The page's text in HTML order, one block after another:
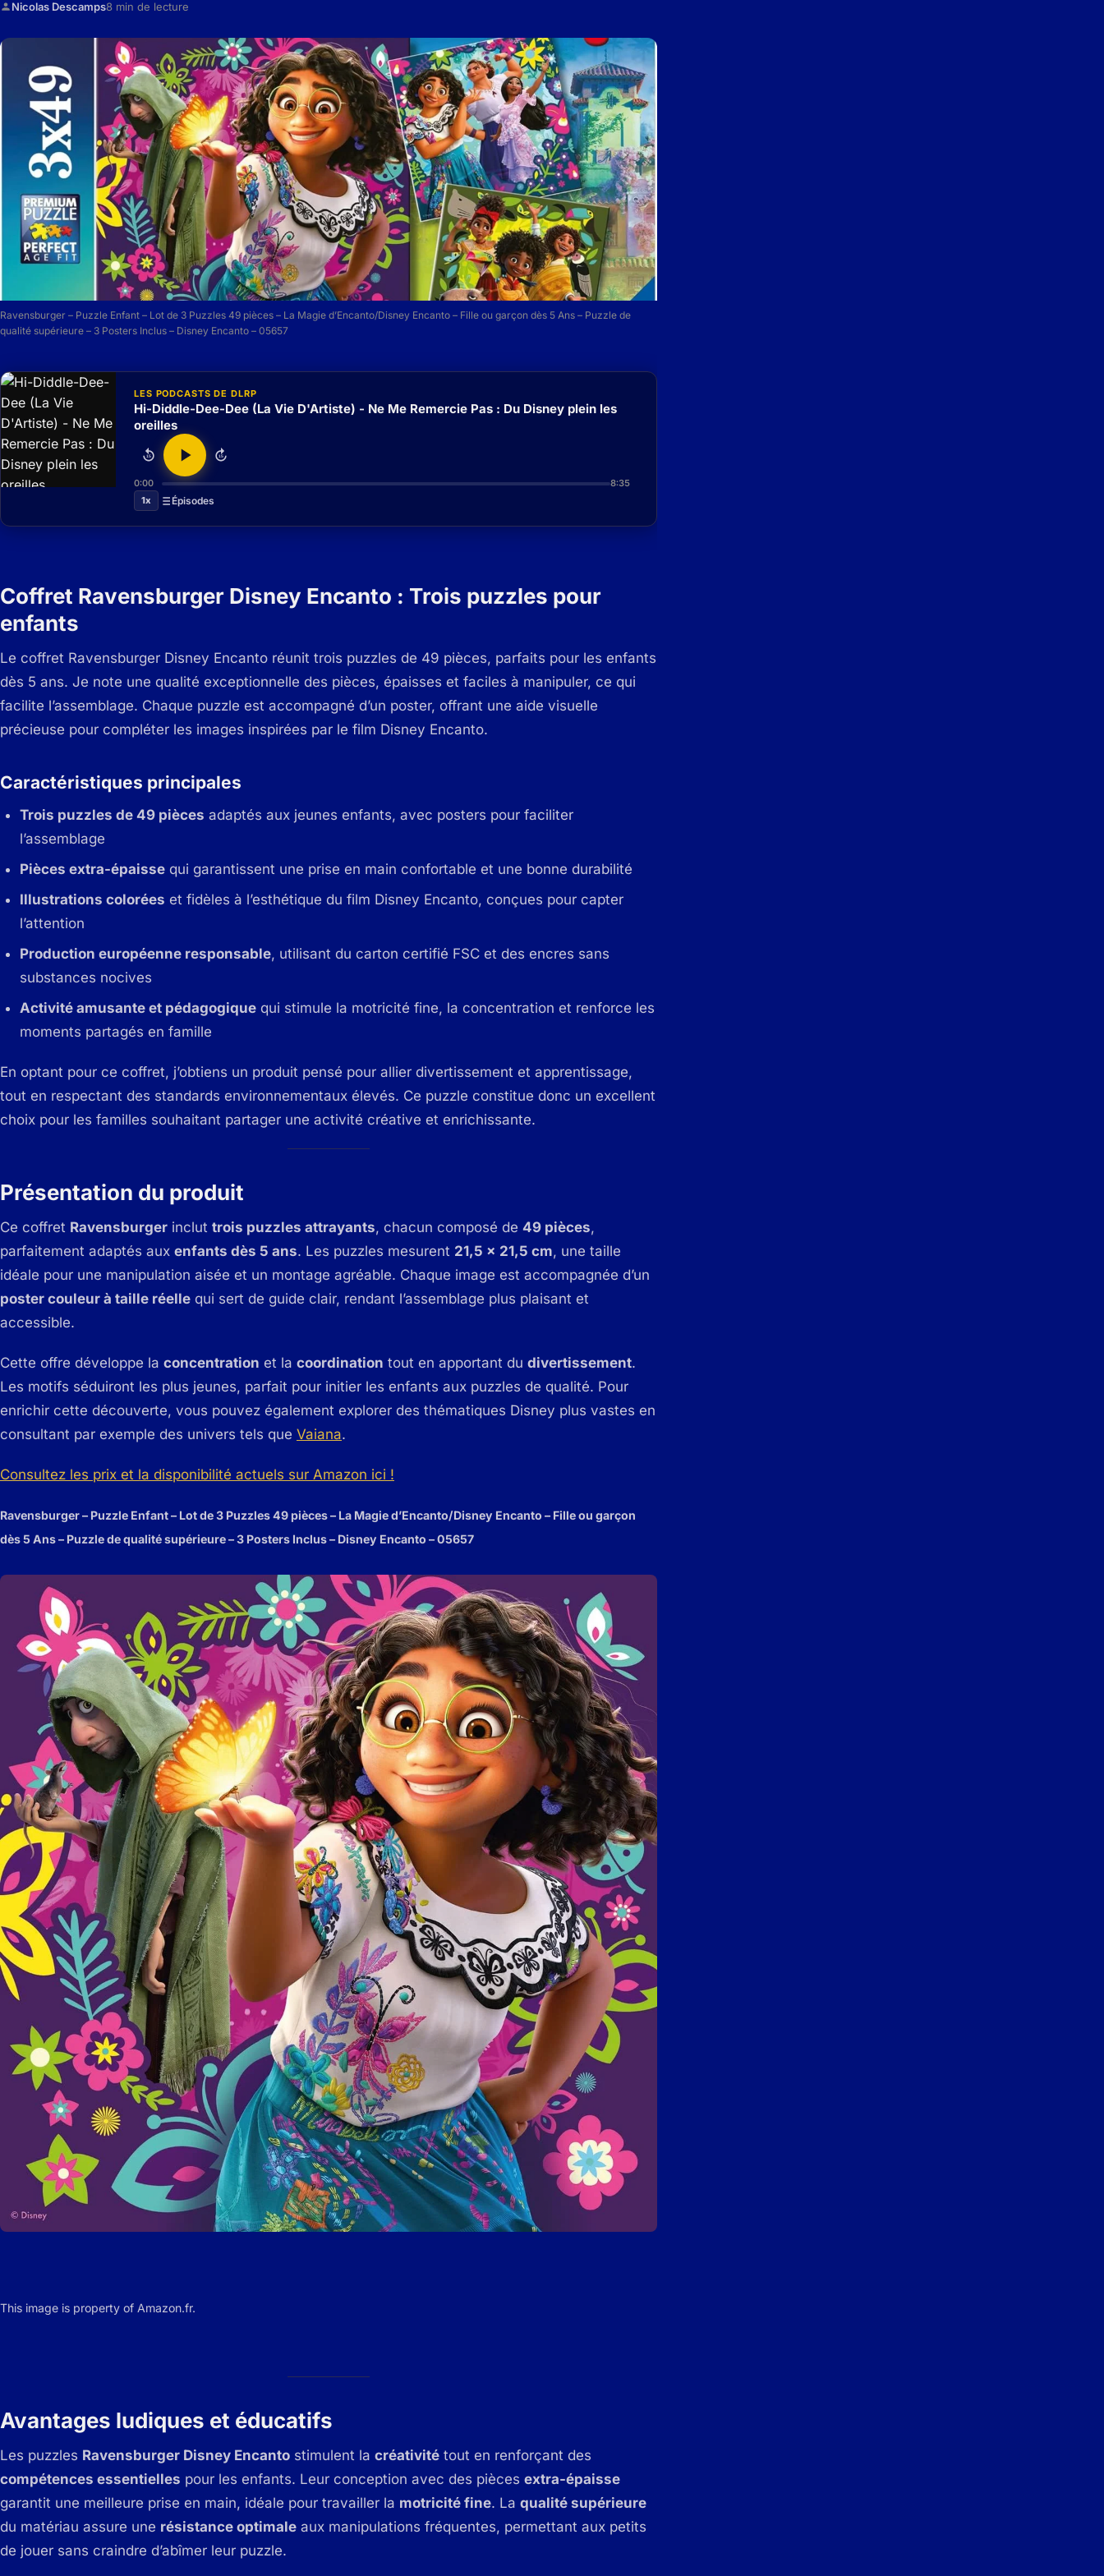
Nicolas Descamps8 min de lecture
Ravensburger – Puzzle Enfant – Lot de 3 Puzzles 49 pièces – La Magie d’Encanto/Disney Encanto – Fille ou garçon dès 5 Ans – Puzzle de
qualité supérieure – 3 Posters Inclus – Disney Encanto – 05657
LES PODCASTS DE DLRP
Hi-Diddle-Dee-Dee (La Vie D'Artiste) - Ne Me Remercie Pas : Du Disney plein les
oreilles
15 15
0:00
8:35
1x
Épisodes
Coffret Ravensburger Disney Encanto : Trois puzzles pour
enfants
Le coffret Ravensburger Disney Encanto réunit trois puzzles de 49 pièces, parfaits pour les enfants
dès 5 ans. Je note une qualité exceptionnelle des pièces, épaisses et faciles à manipuler, ce qui
facilite l’assemblage. Chaque puzzle est accompagné d’un poster, offrant une aide visuelle
précieuse pour compléter les images inspirées par le film Disney Encanto.
Caractéristiques principales
Trois puzzles de 49 pièces adaptés aux jeunes enfants, avec posters pour faciliter
l’assemblage
Pièces extra-épaisse qui garantissent une prise en main confortable et une bonne durabilité
Illustrations colorées et fidèles à l’esthétique du film Disney Encanto, conçues pour capter
l’attention
Production européenne responsable, utilisant du carton certifié FSC et des encres sans
substances nocives
Activité amusante et pédagogique qui stimule la motricité fine, la concentration et renforce les
moments partagés en famille
En optant pour ce coffret, j’obtiens un produit pensé pour allier divertissement et apprentissage,
tout en respectant des standards environnementaux élevés. Ce puzzle constitue donc un excellent
choix pour les familles souhaitant partager une activité créative et enrichissante.
Présentation du produit
Ce coffret Ravensburger inclut trois puzzles attrayants, chacun composé de 49 pièces,
parfaitement adaptés aux enfants dès 5 ans. Les puzzles mesurent 21,5 x 21,5 cm, une taille
idéale pour une manipulation aisée et un montage agréable. Chaque image est accompagnée d’un
poster couleur à taille réelle qui sert de guide clair, rendant l’assemblage plus plaisant et
accessible.
Cette offre développe la concentration et la coordination tout en apportant du divertissement.
Les motifs séduiront les plus jeunes, parfait pour initier les enfants aux puzzles de qualité. Pour
enrichir cette découverte, vous pouvez également explorer des thématiques Disney plus vastes en
consultant par exemple des univers tels que Vaiana.
Consultez les prix et la disponibilité actuels sur Amazon ici !
Ravensburger – Puzzle Enfant – Lot de 3 Puzzles 49 pièces – La Magie d’Encanto/Disney Encanto – Fille ou garçon
dès 5 Ans – Puzzle de qualité supérieure – 3 Posters Inclus – Disney Encanto – 05657
This image is property of Amazon.fr.
Avantages ludiques et éducatifs
Les puzzles Ravensburger Disney Encanto stimulent la créativité tout en renforçant des
compétences essentielles pour les enfants. Leur conception avec des pièces extra-épaisse
garantit une meilleure prise en main, idéale pour travailler la motricité fine. La qualité supérieure
du matériau assure une résistance optimale aux manipulations fréquentes, permettant aux petits
de jouer sans craindre d’abîmer leur puzzle.